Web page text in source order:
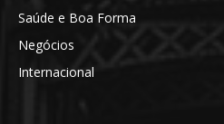
Saúde e Boa Forma
Negócios
Internacional